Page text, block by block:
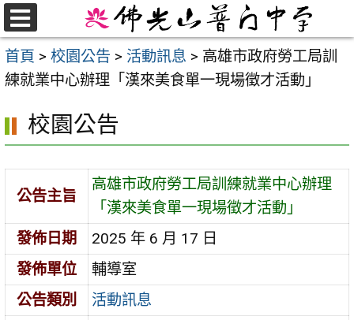
跳
至
主
要
首頁 > 校園公告 > 活動訊息 > 高雄市政府勞工局訓
練就業中心辦理「漢來美食單一現場徵才活動」
校園公告
公告主旨
高雄市政府勞工局訓練就業中心辦理
「漢來美食單一現場徵才活動」
發佈日期
2025 年 6 月 17 日
發佈單位
輔導室
公告類別
活動訊息
選
單